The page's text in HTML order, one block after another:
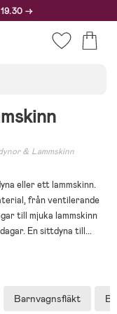
→
& Lammskinn
eller ett lammskinn.
från ventilerande
till mjuka lammskinn
En sittdyna till...
Barnvagnsfläkt